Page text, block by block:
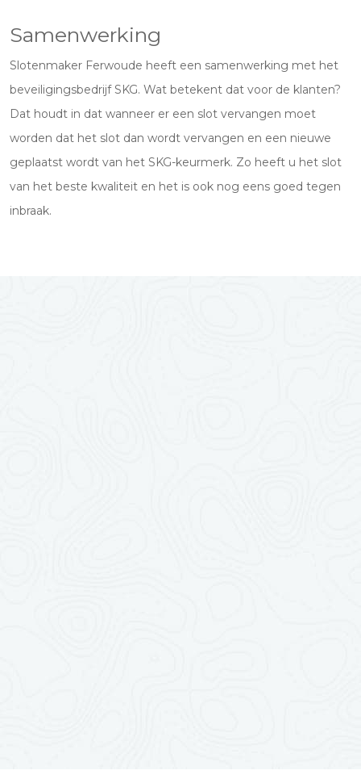
Samenwerking
Slotenmaker Ferwoude heeft een samenwerking met het
beveiligingsbedrijf SKG. Wat betekent dat voor de klanten?
Dat houdt in dat wanneer er een slot vervangen moet
worden dat het slot dan wordt vervangen en een nieuwe
geplaatst wordt van het SKG-keurmerk. Zo heeft u het slot
van het beste kwaliteit en het is ook nog eens goed tegen
inbraak.